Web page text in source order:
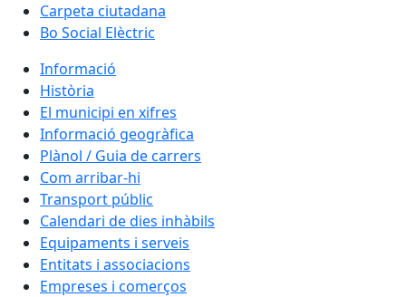
Carpeta ciutadana
Bo Social Elèctric
Informació
Història
El municipi en xifres
Informació geogràfica
Plànol / Guia de carrers
Com arribar-hi
Transport públic
Calendari de dies inhàbils
Equipaments i serveis
Entitats i associacions
Empreses i comerços